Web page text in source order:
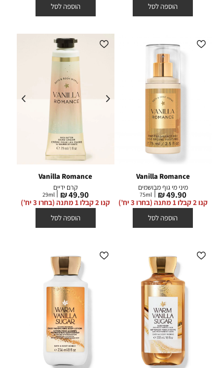
הוספה לסל
הוספה לסל
Vanilla Romance
מיני מי גוף מבושמים
מחיר
מוצר
49.90 ₪
75ml
קנו 2 קבלו 1 מתנה (בחרו 3 יח’)
הוספה לסל
Vanilla Romance
קרם ידיים
מחיר
מוצר
49.90 ₪
29ml
קנו 2 קבלו 1 מתנה (בחרו 3 יח’)
הוספה לסל